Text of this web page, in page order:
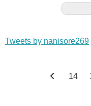
Tweets by nanisore269
14